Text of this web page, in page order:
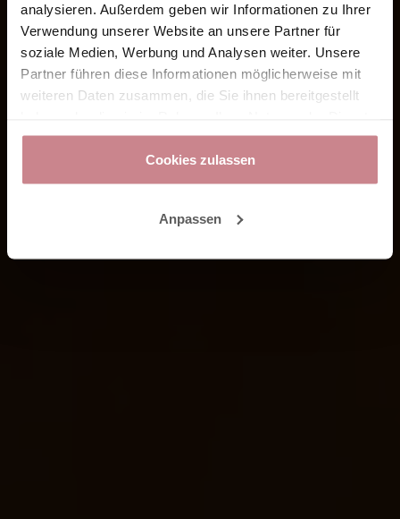
analysieren. Außerdem geben wir Informationen zu Ihrer
Verwendung unserer Website an unsere Partner für
soziale Medien, Werbung und Analysen weiter. Unsere
Partner führen diese Informationen möglicherweise mit
weiteren Daten zusammen, die Sie ihnen bereitgestellt
gesammelt haben.
Cookies zulassen
Anpassen